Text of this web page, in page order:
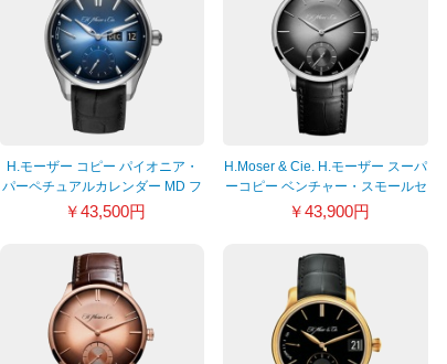
H.モーザー コピー パイオニア・
パーペチュアルカレンダー MD フ
ァンキーブルー 3808-1201
￥43,500円
H.Moser & Cie. H.モーザー スーパ
ーコピー ベンチャー・スモールセ
コンド 2327-0201
￥43,900円